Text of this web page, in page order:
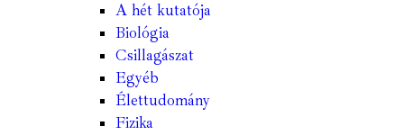
A hét kutatója
Biológia
Csillagászat
Egyéb
Élettudomány
Fizika